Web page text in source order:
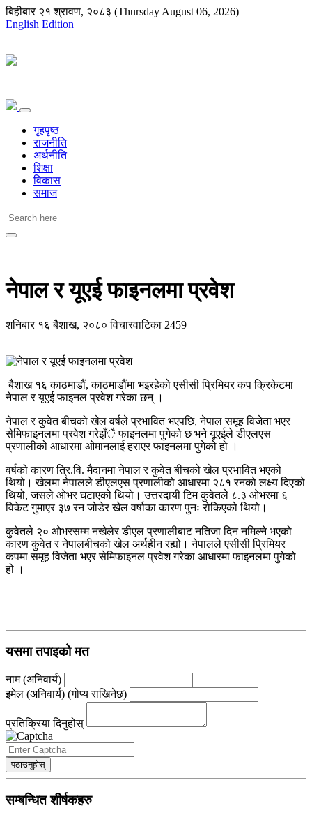
बिहीबार २१ श्रावण, २०८३ (Thursday August 06, 2026)
English Edition
गृहपृष्ठ
राजनीति
अर्थनीति
शिक्षा
विकास
समाज
नेपाल र यूएई फाइनलमा प्रवेश
शनिबार १६ बैशाख, २०८०विचारवाटिका 2459
बैशाख १६ काठमाडौं, काठमाडौंमा भइरहेको एसीसी प्रिमियर कप क्रिकेटमा
नेपाल र यूएई फाइनल प्रवेश गरेका छन् ।
नेपाल र कुवेत बीचको खेल वर्षले प्रभावित भएपछि, नेपाल समूह विजेता भएर
सेमिफाइनलमा प्रवेश गरेझँै फाइनलमा पुगेको छ भने यूएईले डीएलएस
प्रणालीको आधारमा ओमानलाई हराएर फाइनलमा पुगेको हो ।
वर्षको कारण त्रि.वि. मैदानमा नेपाल र कुवेत बीचको खेल प्रभावित भएको
थियो। खेलमा नेपालले डीएलएस प्रणालीको आधारमा २८१ रनको लक्ष्य दिएको
थियो, जसले ओभर घटाएको थियो। उत्तरदायी टिम कुवेतले ८.३ ओभरमा ६
विकेट गुमाएर ३७ रन जोडेर खेल वर्षाका कारण पुनः रोकिएको थियो।
कुवेतले २० ओभरसम्म नखेलेर डीएल प्रणालीबाट नतिजा दिन नमिल्ने भएको
कारण कुवेत र नेपालबीचको खेल अर्थहीन रह्यो। नेपालले एसीसी प्रिमियर
कपमा समूह विजेता भएर सेमिफाइनल प्रवेश गरेका आधारमा फाइनलमा पुगेको
हो ।
यसमा तपाइको मत
नाम (अनिवार्य)
इमेल (अनिवार्य) (गोप्य राखिनेछ)
प्रतिक्रिया दिनुहोस्
पठाउनुहोस्
सम्बन्धित शीर्षकहरु